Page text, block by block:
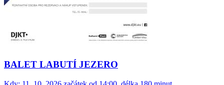
BALET LABUTÍ JEZERO